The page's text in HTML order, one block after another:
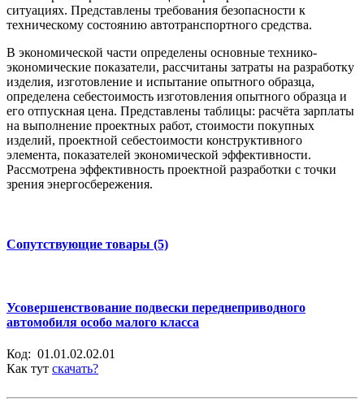
ситуациях. Представлены требования безопасности к
техническому состоянию автотранспортного средства.
В экономической части определены основные технико-
экономические показатели, рассчитаны затраты на разработку
изделия, изготовление и испытание опытного образца,
определена себестоимость изготовления опытного образца и
его отпускная цена. Представлены таблицы: расчёта зарплаты
на выполнение проектных работ, стоимости покупных
изделий, проектной себестоимости конструктивного
элемента, показателей экономической эффективности.
Рассмотрена эффективность проектной разработки с точки
зрения энергосбережения.
Сопутствующие товары (5)
Усовершенствование подвески переднеприводного
автомобиля особо малого класса
Код: 01.01.02.02.01
Как тут скачать?